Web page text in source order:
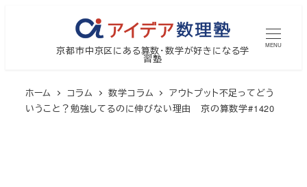
京都市中京区にある算数・数学が好きになる学
習塾
MENU
ホーム コラム 数学コラム
アウトプット不足ってどう
いうこと？勉強してるのに伸びない理由 京の算数学#1420